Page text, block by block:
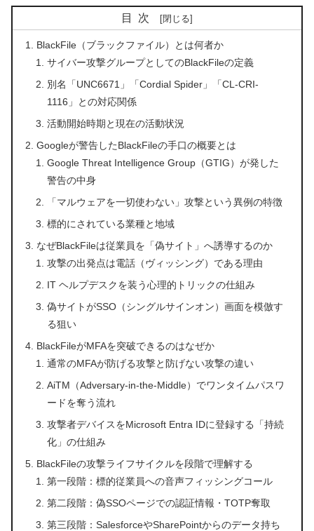
目次
BlackFile（ブラックファイル）とは何者か
サイバー攻撃グループとしてのBlackFileの定義
別名「UNC6671」「Cordial Spider」「CL-CRI-
1116」との対応関係
活動開始時期と現在の活動状況
Googleが警告したBlackFileの手口の概要とは
Google Threat Intelligence Group（GTIG）が発した
警告の中身
「マルウェアを一切使わない」攻撃という異例の特徴
標的にされている業種と地域
なぜBlackFileは従業員を「偽サイト」へ誘導するのか
攻撃の出発点は電話（ヴィッシング）である理由
IT ヘルプデスクを装う心理的トリックの仕組み
偽サイトがSSO（シングルサインオン）画面を模倣す
る狙い
BlackFileがMFAを突破できるのはなぜか
通常のMFAが防げる攻撃と防げない攻撃の違い
AiTM（Adversary-in-the-Middle）でワンタイムパスワ
ードを奪う流れ
攻撃者デバイスをMicrosoft Entra IDに登録する「持続
化」の仕組み
BlackFileの攻撃ライフサイクルを段階で理解する
第一段階：標的従業員への音声フィッシングコール
第二段階：偽SSOページでの認証情報・TOTP奪取
第三段階：SalesforceやSharePointからのデータ持ち